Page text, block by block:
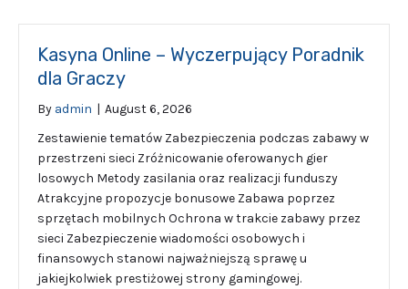
Kasyna Online – Wyczerpujący Poradnik
dla Graczy
By admin | August 6, 2026
Zestawienie tematów Zabezpieczenia podczas zabawy w
przestrzeni sieci Zróżnicowanie oferowanych gier
losowych Metody zasilania oraz realizacji funduszy
Atrakcyjne propozycje bonusowe Zabawa poprzez
sprzętach mobilnych Ochrona w trakcie zabawy przez
sieci Zabezpieczenie wiadomości osobowych i
finansowych stanowi najważniejszą sprawę u
jakiejkolwiek prestiżowej strony gamingowej.